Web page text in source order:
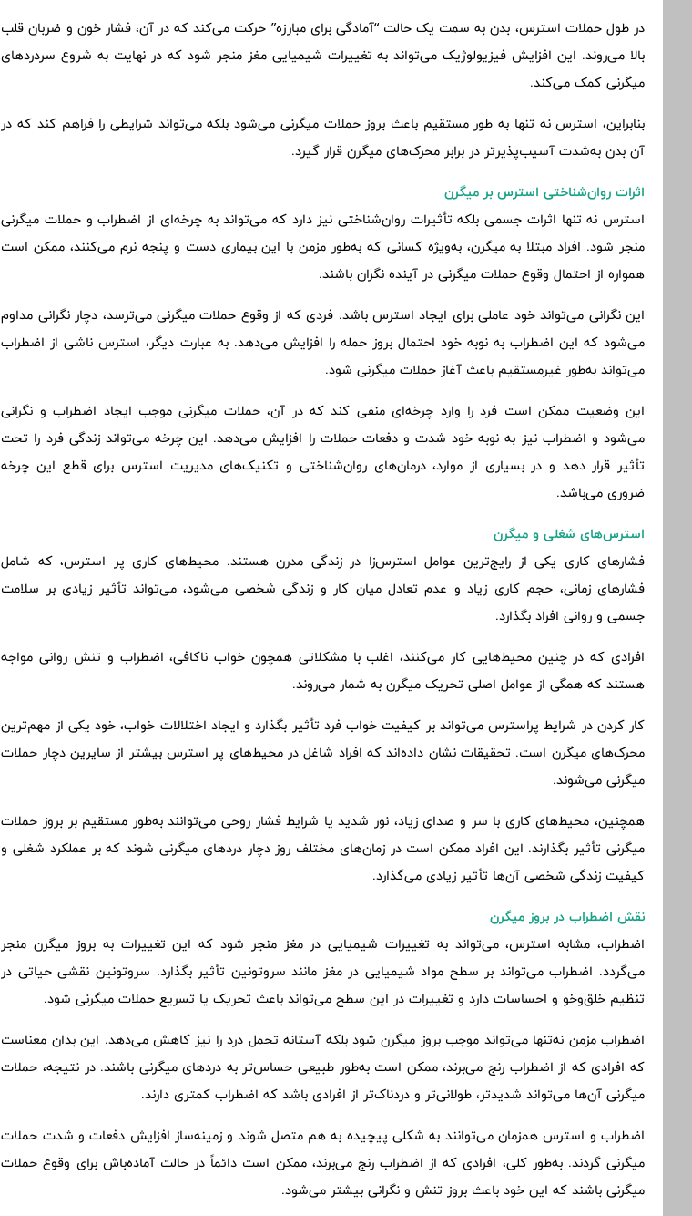
در طول حملات استرس، بدن به سمت یک حالت “آمادگی برای مبارزه” حرکت می‌کند که در آن، فشار خون و ضربان قلب
بالا می‌روند. این افزایش فیزیولوژیک می‌تواند به تغییرات شیمیایی مغز منجر شود که در نهایت به شروع سردردهای
میگرنی کمک می‌کند.
بنابراین، استرس نه تنها به طور مستقیم باعث بروز حملات میگرنی می‌شود بلکه می‌تواند شرایطی را فراهم کند که در
آن بدن به‌شدت آسیب‌پذیرتر در برابر محرک‌های میگرن قرار گیرد.
اثرات روان‌شناختی استرس بر میگرن
استرس نه تنها اثرات جسمی بلکه تأثیرات روان‌شناختی نیز دارد که می‌تواند به چرخه‌ای از اضطراب و حملات میگرنی
منجر شود. افراد مبتلا به میگرن، به‌ویژه کسانی که به‌طور مزمن با این بیماری دست و پنجه نرم می‌کنند، ممکن است
همواره از احتمال وقوع حملات میگرنی در آینده نگران باشند.
این نگرانی می‌تواند خود عاملی برای ایجاد استرس باشد. فردی که از وقوع حملات میگرنی می‌ترسد، دچار نگرانی مداوم
می‌شود که این اضطراب به نوبه خود احتمال بروز حمله را افزایش می‌دهد. به عبارت دیگر، استرس ناشی از اضطراب
می‌تواند به‌طور غیرمستقیم باعث آغاز حملات میگرنی شود.
این وضعیت ممکن است فرد را وارد چرخه‌ای منفی کند که در آن، حملات میگرنی موجب ایجاد اضطراب و نگرانی
می‌شود و اضطراب نیز به نوبه خود شدت و دفعات حملات را افزایش می‌دهد. این چرخه می‌تواند زندگی فرد را تحت
تأثیر قرار دهد و در بسیاری از موارد، درمان‌های روان‌شناختی و تکنیک‌های مدیریت استرس برای قطع این چرخه
ضروری می‌باشد.
استرس‌های شغلی و میگرن
فشارهای کاری یکی از رایج‌ترین عوامل استرس‌زا در زندگی مدرن هستند. محیط‌های کاری پر استرس، که شامل
فشارهای زمانی، حجم کاری زیاد و عدم تعادل میان کار و زندگی شخصی می‌شود، می‌تواند تأثیر زیادی بر سلامت
جسمی و روانی افراد بگذارد.
افرادی که در چنین محیط‌هایی کار می‌کنند، اغلب با مشکلاتی همچون خواب ناکافی، اضطراب و تنش روانی مواجه
هستند که همگی از عوامل اصلی تحریک میگرن به شمار می‌روند.
کار کردن در شرایط پراسترس می‌تواند بر کیفیت خواب فرد تأثیر بگذارد و ایجاد اختلالات خواب، خود یکی از مهم‌ترین
محرک‌های میگرن است. تحقیقات نشان داده‌اند که افراد شاغل در محیط‌های پر استرس بیشتر از سایرین دچار حملات
میگرنی می‌شوند.
همچنین، محیط‌های کاری با سر و صدای زیاد، نور شدید یا شرایط فشار روحی می‌توانند به‌طور مستقیم بر بروز حملات
میگرنی تأثیر بگذارند. این افراد ممکن است در زمان‌های مختلف روز دچار دردهای میگرنی شوند که بر عملکرد شغلی و
کیفیت زندگی شخصی آن‌ها تأثیر زیادی می‌گذارد.
نقش اضطراب در بروز میگرن
اضطراب، مشابه استرس، می‌تواند به تغییرات شیمیایی در مغز منجر شود که این تغییرات به بروز میگرن منجر
می‌گردد. اضطراب می‌تواند بر سطح مواد شیمیایی در مغز مانند سروتونین تأثیر بگذارد. سروتونین نقشی حیاتی در
تنظیم خلق‌وخو و احساسات دارد و تغییرات در این سطح می‌تواند باعث تحریک یا تسریع حملات میگرنی شود.
اضطراب مزمن نه‌تنها می‌تواند موجب بروز میگرن شود بلکه آستانه تحمل درد را نیز کاهش می‌دهد. این بدان معناست
که افرادی که از اضطراب رنج می‌برند، ممکن است به‌طور طبیعی حساس‌تر به دردهای میگرنی باشند. در نتیجه، حملات
میگرنی آن‌ها می‌تواند شدیدتر، طولانی‌تر و دردناک‌تر از افرادی باشد که اضطراب کمتری دارند.
اضطراب و استرس همزمان می‌توانند به شکلی پیچیده به هم متصل شوند و زمینه‌ساز افزایش دفعات و شدت حملات
میگرنی گردند. به‌طور کلی، افرادی که از اضطراب رنج می‌برند، ممکن است دائماً در حالت آماده‌باش برای وقوع حملات
میگرنی باشند که این خود باعث بروز تنش و نگرانی بیشتر می‌شود.